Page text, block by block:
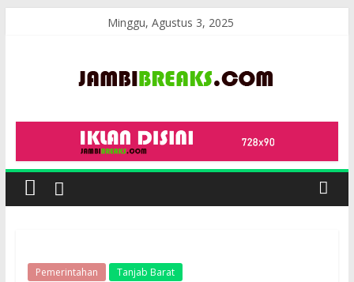
Minggu, Agustus 3, 2025
JambiBreaks
Pemerintahan Tanjab Barat